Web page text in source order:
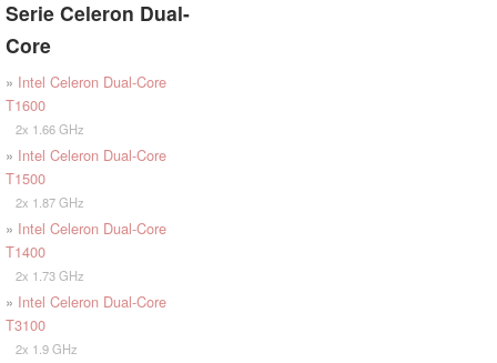
Serie Celeron Dual-
Core
» Intel Celeron Dual-Core
T1600
2x 1.66 GHz
» Intel Celeron Dual-Core
T1500
2x 1.87 GHz
» Intel Celeron Dual-Core
T1400
2x 1.73 GHz
» Intel Celeron Dual-Core
T3100
2x 1.9 GHz